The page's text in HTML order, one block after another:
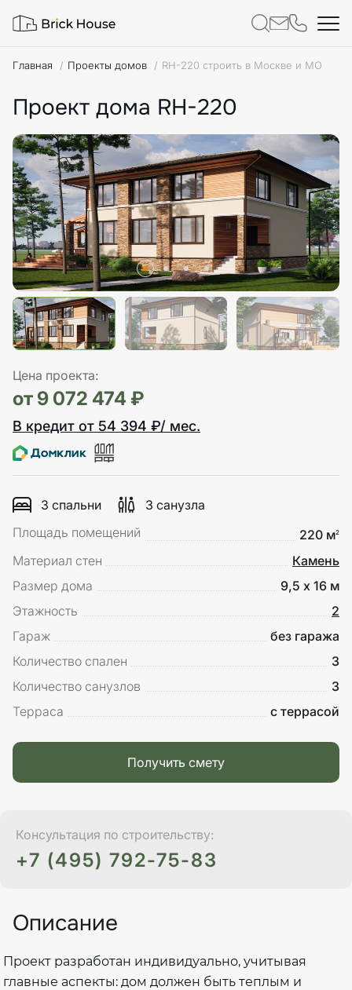
Главная Проекты домов RH-220 строить в Москве и МО
Проект дома RH-220
Цена проекта:
от 9 072 474 ₽
В кредит от 54 394 ₽/ мес.
3 спальни
3 санузла
Площадь помещений
220 м2
Материал стен
Камень
Размер дома
9,5 х 16 м
Этажность
2
Гараж
без гаража
Количество спален
3
Количество санузлов
3
Терраса
с террасой
Получить смету
Консультация по строительству:
+7 (495) 792-75-83
Описание
Проект разработан индивидуально, учитывая
главные аспекты: дом должен быть теплым и